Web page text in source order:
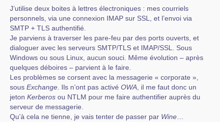
J’utilise deux boites à lettres électroniques : mes courriels
personnels, via une connexion IMAP sur SSL, et l’envoi via
SMTP + TLS authentifié.
Je parviens à traverser les pare-feu par des ports ouverts, et
dialoguer avec les serveurs SMTP/TLS et IMAP/SSL. Sous
Windows ou sous Linux, aucun souci. Même évolution – après
quelques déboires – parvient à le faire.
Les problèmes se corsent avec la messagerie « corporate »,
sous Exchange . Ils n’ont pas activé OWA , il me faut donc un
jeton Kerberos ou NTLM pour me faire authentifier auprès du
serveur de messagerie.
Qu’à cela ne tienne, je vais tenter de passer par Wine